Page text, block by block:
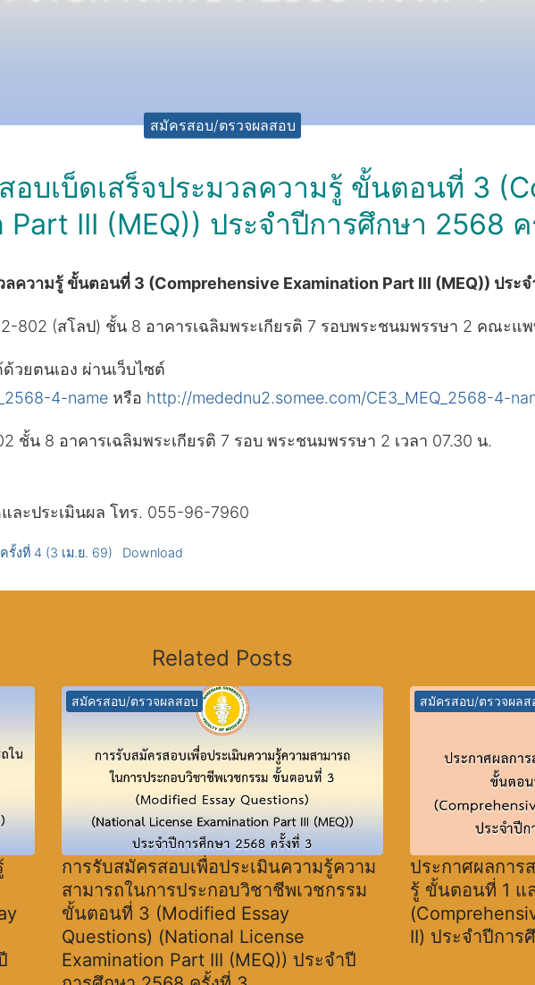
สมัครสอบ/ตรวจผลสอบ
บเบ็ดเสร็จประมวลความรู้ ขั้นตอนที่ 3
Part III (MEQ)) ประจำปีการศึกษา 2568
ความรู้ ขั้นตอนที่ 3 (Comprehensive Examination Part III (MEQ)) ประ
802 (สโลป) ชั้น 8 อาคารเฉลิมพระเกียรติ 7 รอบพระชนมพรรษา 2 คณะแ
วยตนเอง ผ่านเว็บไซต์
4-name หรือ http://medednu2.somee.com/CE3_MEQ_2568-4-
ชั้น 8 อาคารเฉลิมพระเกียรติ 7 รอบ พระชนมพรรษา 2 เวลา 07.30 น.
ละประเมินผล โทร. 055-96-7960
งที่ 4 (3 เม.ย. 69) Download
Related Posts
สมัครสอบ/ตรวจผลสอบ
การรับสมัครสอบเพื่อประเมินความรู้ความ
สามารถในการประกอบวิชาชีพเวชกรรม
ขั้นตอนที่ 3 (Modified Essay
Questions) (National License
Examination Part III (MEQ)) ประจำปี
สมัครสอบ/ตรวจผลส
ประกาศผลการ
รู้ ขั้นตอนที่ 1 แ
II) ประจำปีการ